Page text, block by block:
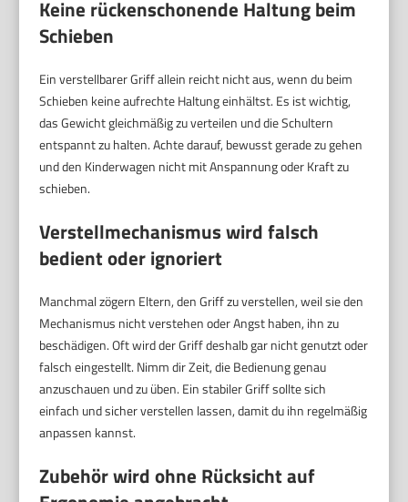
Keine rückenschonende Haltung beim
Schieben
Ein verstellbarer Griff allein reicht nicht aus, wenn du beim
Schieben keine aufrechte Haltung einhältst. Es ist wichtig,
das Gewicht gleichmäßig zu verteilen und die Schultern
entspannt zu halten. Achte darauf, bewusst gerade zu gehen
und den Kinderwagen nicht mit Anspannung oder Kraft zu
schieben.
Verstellmechanismus wird falsch
bedient oder ignoriert
Manchmal zögern Eltern, den Griff zu verstellen, weil sie den
Mechanismus nicht verstehen oder Angst haben, ihn zu
beschädigen. Oft wird der Griff deshalb gar nicht genutzt oder
falsch eingestellt. Nimm dir Zeit, die Bedienung genau
anzuschauen und zu üben. Ein stabiler Griff sollte sich
einfach und sicher verstellen lassen, damit du ihn regelmäßig
anpassen kannst.
Zubehör wird ohne Rücksicht auf